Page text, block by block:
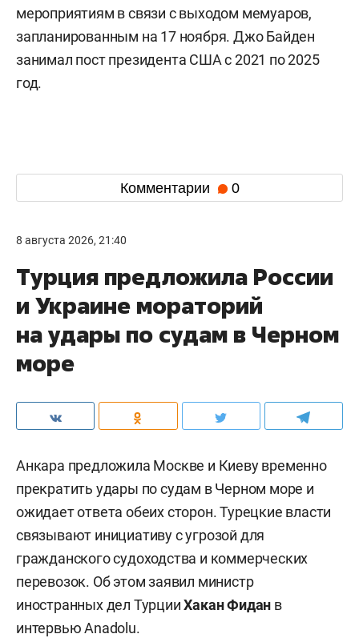
мероприятиям в связи с выходом мемуаров,
запланированным на 17 ноября. Джо Байден
занимал пост президента США с 2021 по 2025
год.
Комментарии 0
8 августа 2026, 21:40
Турция предложила России
и Украине мораторий
на удары по судам в Черном
море
Анкара предложила Москве и Киеву временно
прекратить удары по судам в Черном море и
ожидает ответа обеих сторон. Турецкие власти
связывают инициативу с угрозой для
гражданского судоходства и коммерческих
перевозок. Об этом заявил министр
иностранных дел ТурцииХакан Фидан в
интервьюAnadolu.